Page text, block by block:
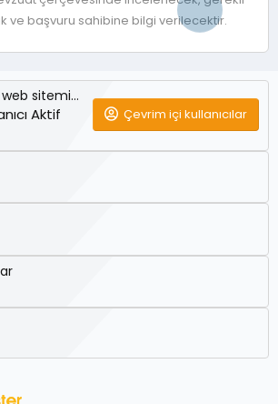
ve başvuru sahibine bilgi verilecektir.
Şu anda web sitemizde
Aktif Çevrim içi kullanıcılar